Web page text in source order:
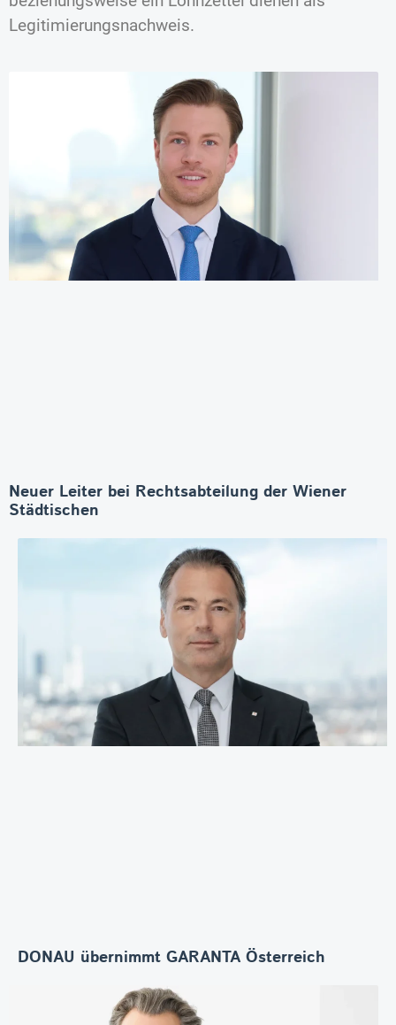
Legitimierungsnachweis.
Neuer Leiter bei Rechtsabteilung der Wiener
Städtischen
DONAU übernimmt GARANTA Österreich